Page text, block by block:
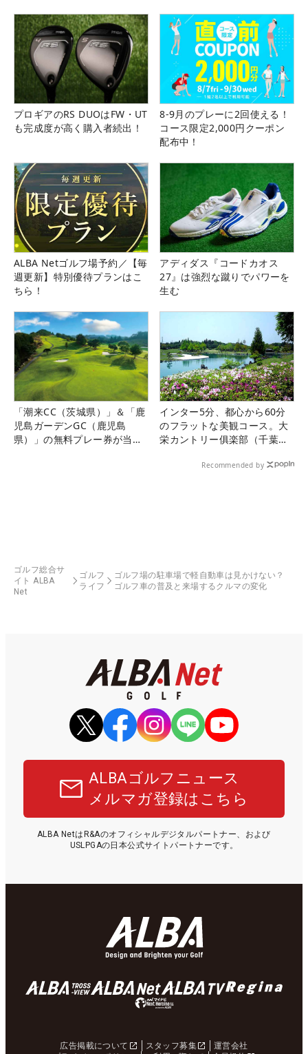
プロギアのRS DUOはFW・UT
も完成度が高く購入者続出！
8-9月のプレーに2回使える！
コース限定2,000円クーポン
配布中！
ALBA Netゴルフ場予約／【毎
週更新】特別優待プランはこ
ちら！
アディダス『コードカオス
27』は強烈な蹴りでパワーを
生む
「潮来CC（茨城県）」＆「鹿
児島ガーデンGC（鹿児島
県）」の無料プレー券が当た
インター5分、都心から60分
のフラットな美観コース。大
栄カントリー俱楽部（千葉
Recommended by
ゴルフ総合サ
イト ALBA
Net
ゴルフ
ライフ
ゴルフ場の駐車場で軽自動車は見かけない？
ゴルフ車の普及と来場するクルマの変化
ALBAゴルフニュース
メルマガ登録はこちら
ALBA NetはR&Aのオフィシャルデジタルパートナー、および
USLPGAの日本公式サイトパートナーです。
広告掲載について スタッフ募集
運営会社